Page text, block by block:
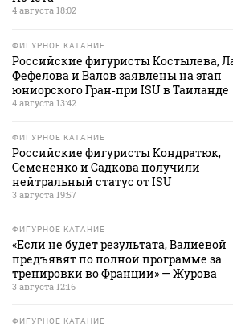
4 августа 18:02
ФИГУРНОЕ КАТАНИЕ
Российские фигуристы Костылева,
Фефелова и Валов заявлены на этап
юниорского Гран‑при ISU в Таиланде
4 августа 13:42
ФИГУРНОЕ КАТАНИЕ
Российские фигуристы Кондратюк,
Семененко и Садкова получили
нейтральный статус от ISU
3 августа 19:57
ФИГУРНОЕ КАТАНИЕ
«Если не будет результата, Валиевой
предъявят по полной программе за
тренировки во Франции» — Журова
3 августа 12:16
ФИГУРНОЕ КАТАНИЕ